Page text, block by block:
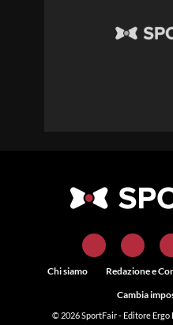
Chi siamo Redazione e
Cambia
© 2026SportFair- Editore Ergo